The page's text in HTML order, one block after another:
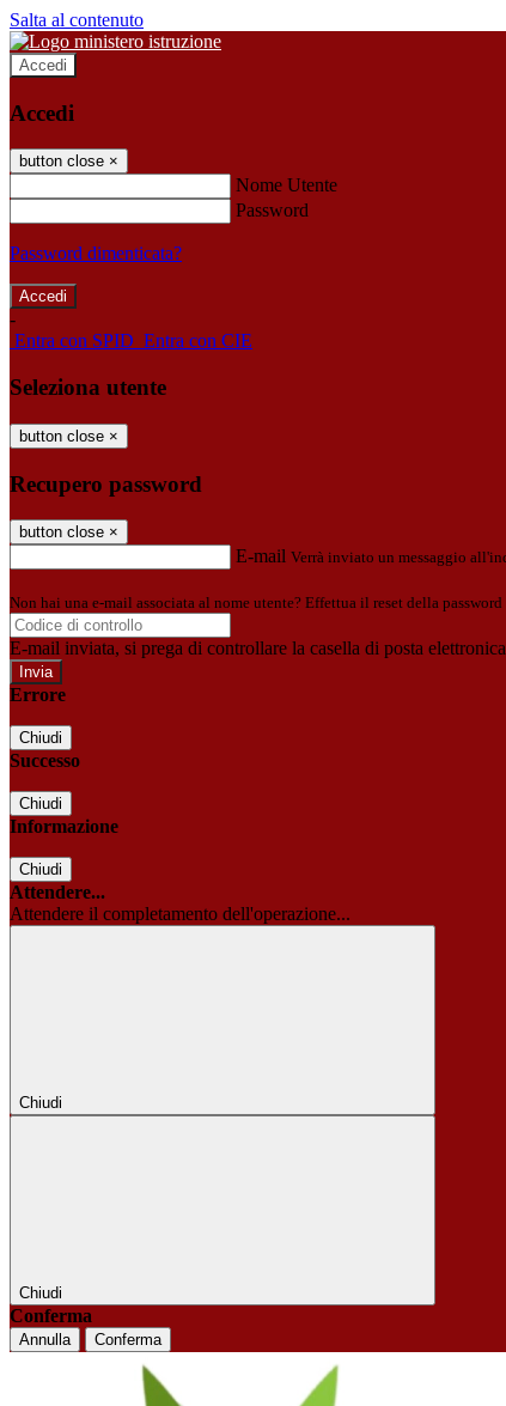
Salta al contenuto
Accedi
Accedi
button close ×
Nome Utente
Password
Password dimenticata?
-
Entra con SPID Entra con CIE
Seleziona utente
button close ×
Recupero password
button close ×
E-mail Verrà inviato un messaggio
Non hai una e-mail associata al nome utente? Effettua il reset della
E-mail inviata, si prega di controllare la casella di posta
Errore
Chiudi
Successo
Chiudi
Informazione
Chiudi
Attendere...
Attendere il completamento dell'operazione...
Chiudi
Chiudi
Conferma
Annulla Conferma